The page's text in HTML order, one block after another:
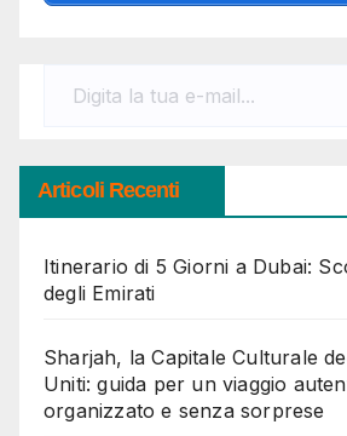
Articoli Recenti
Itinerario di 5 Giorni a Dubai:
degli Emirati
Sharjah, la Capitale Culturale
Uniti: guida per un viaggio
organizzato e senza sorprese